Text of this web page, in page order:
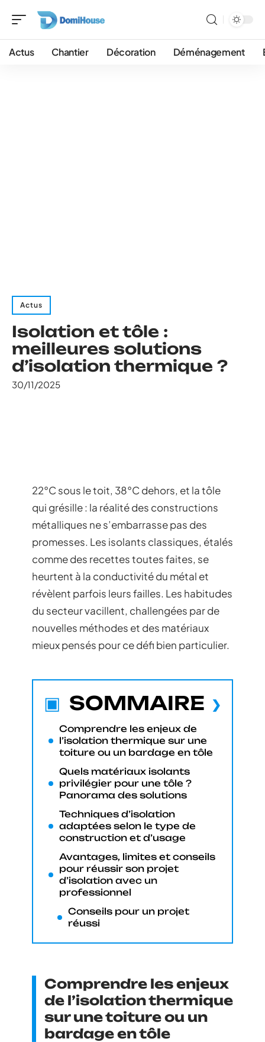
Actus Chantier Décoration Déménagement
Actus
Isolation et tôle :
meilleures solutions
d’isolation thermique ?
30/11/2025
22°C sous le toit, 38°C dehors, et la tôle
qui grésille : la réalité des constructions
métalliques ne s’embarrasse pas des
promesses. Les isolants classiques, étalés
comme des recettes toutes faites, se
heurtent à la conductivité du métal et
révèlent parfois leurs failles. Les habitudes
du secteur vacillent, challengées par de
nouvelles méthodes et des matériaux
mieux pensés pour ce défi bien particulier.
SOMMAIRE
Comprendre les enjeux de
l’isolation thermique sur une
toiture ou un bardage en tôle
Quels matériaux isolants
privilégier pour une tôle ?
Panorama des solutions
Techniques d’isolation
adaptées selon le type de
construction et d’usage
Avantages, limites et conseils
pour réussir son projet
d’isolation avec un
professionnel
Conseils pour un projet
réussi
Comprendre les enjeux
de l’isolation thermique
sur une toiture ou un
bardage en tôle